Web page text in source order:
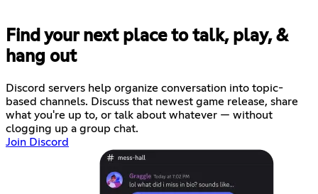
Find your next place to talk, play, &
hang out
Discord servers help organize conversation into topic-
based channels. Discuss that newest game release, share
what you're up to, or talk about whatever — without
clogging up a group chat.
Join Discord